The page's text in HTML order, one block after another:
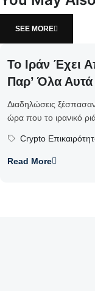
SEE MORE
Το Ιράν Έχει
Παρ’ Όλα
Διαδηλώσεις
ώρα που το ιρανικό
Crypto
Read More